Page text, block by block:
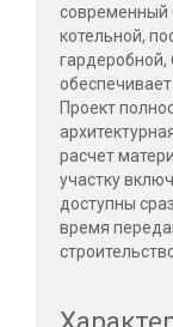
современный
котельной,
гардеробной,
Проект
расчет
участку
доступны
время